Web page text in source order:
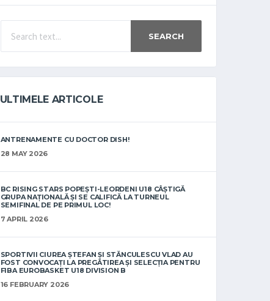
SEARCH
ULTIMELE ARTICOLE
ANTRENAMENTE CU DOCTOR DISH!
28 MAY 2026
BC RISING STARS POPEȘTI-LEORDENI U18 CÂȘTIGĂ
GRUPA NAȚIONALĂ ȘI SE CALIFICĂ LA TURNEUL
SEMIFINAL DE PE PRIMUL LOC!
7 APRIL 2026
SPORTIVII CIUREA ȘTEFAN ȘI STĂNCULESCU VLAD AU
FOST CONVOCAȚI LA PREGĂTIREA ȘI SELECȚIA PENTRU
FIBA EUROBASKET U18 DIVISION B
16 FEBRUARY 2026